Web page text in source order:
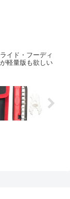
イド・フーディ
軽量版も欲しい